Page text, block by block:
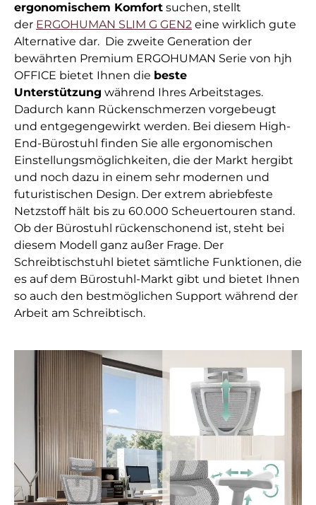
ergonomischem Komfort suchen, stellt
der ERGOHUMAN SLIM G GEN2 eine wirklich gute
Alternative dar. Die zweite Generation der
bewährten Premium ERGOHUMAN Serie von hjh
OFFICE bietet Ihnen die beste
Unterstützung während Ihres Arbeitstages.
Dadurch kann Rückenschmerzen vorgebeugt
und entgegengewirkt werden. Bei diesem High-
End-Bürostuhl finden Sie alle ergonomischen
Einstellungsmöglichkeiten, die der Markt hergibt
und noch dazu in einem sehr modernen und
futuristischen Design. Der extrem abriebfeste
Netzstoff hält bis zu 60.000 Scheuertouren stand.
Ob der Bürostuhl rückenschonend ist, steht bei
diesem Modell ganz außer Frage. Der
Schreibtischstuhl bietet sämtliche Funktionen, die
es auf dem Bürostuhl-Markt gibt und bietet Ihnen
so auch den bestmöglichen Support während der
Arbeit am Schreibtisch.